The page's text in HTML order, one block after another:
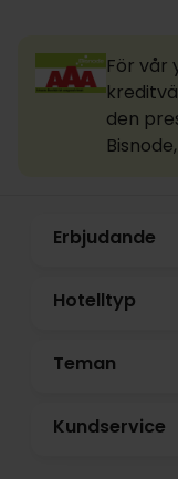
För vår
den
Erbjudande
Hotelltyp
Teman
Kundservice